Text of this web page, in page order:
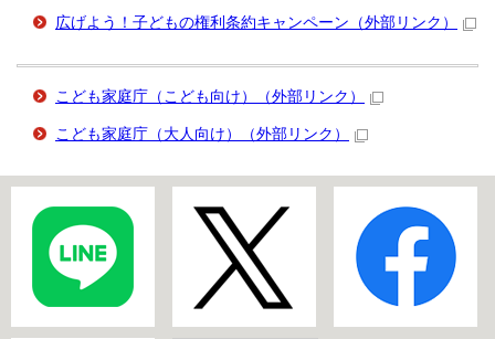
広げよう！子どもの権利条約キャンペーン （外部リンク）
こども家庭庁（こども向け） （外部リンク）
こども家庭庁（大人向け） （外部リンク）